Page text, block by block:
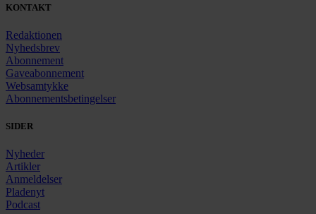
KONTAKT
Redaktionen
Nyhedsbrev
Abonnement
Gaveabonnement
Websamtykke
Abonnementsbetingelser
SIDER
Nyheder
Artikler
Anmeldelser
Pladenyt
Podcast